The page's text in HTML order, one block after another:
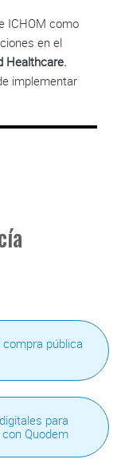
ICHOM como
en el
Healthcare.
implementar
pública
para
Quodem